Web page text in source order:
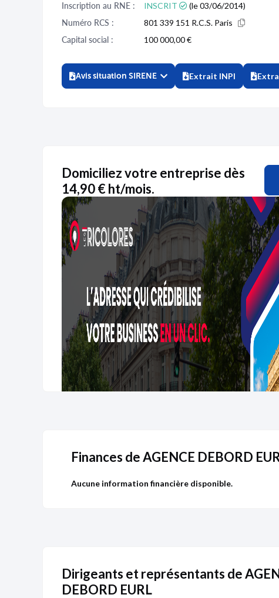
Inscription au RNE :
INSCRIT
(le 03/06/2014)
Numéro RCS :
801 339 151 R.C.S. Paris
Capital social :
100 000,00 €
Avis situation SIRENE Extrait INPI
Domiciliez votre entreprise dès
14,90 € ht/mois.
Finances de AGENCE DEBORD
Aucune information financière disponible.
Dirigeants et représentants de
DEBORD EURL